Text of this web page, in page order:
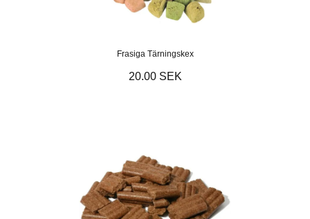
Frasiga Tärningskex
20.00 SEK